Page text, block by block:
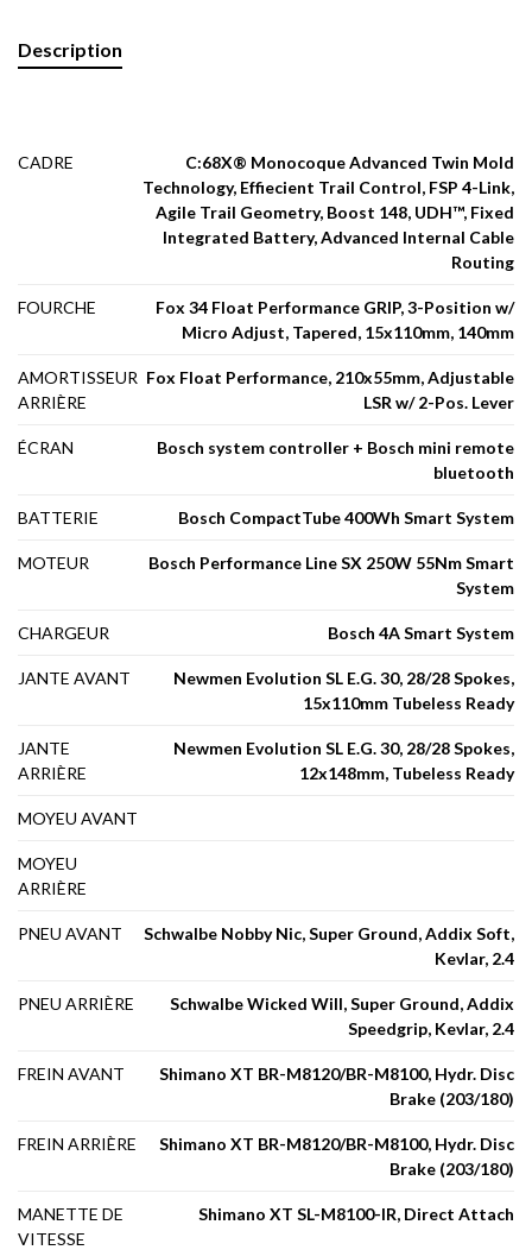
Description
CADRE
C:68X® Monocoque Advanced Twin Mold
Technology, Effiecient Trail Control, FSP 4-Link,
Agile Trail Geometry, Boost 148, UDH™, Fixed
Integrated Battery, Advanced Internal Cable
Routing
FOURCHE
Fox 34 Float Performance GRIP, 3-Position w/
Micro Adjust, Tapered, 15x110mm, 140mm
AMORTISSEUR
ARRIÈRE
Fox Float Performance, 210x55mm, Adjustable
LSR w/ 2-Pos. Lever
ÉCRAN
Bosch system controller + Bosch mini remote
bluetooth
BATTERIE Bosch CompactTube 400Wh Smart System
MOTEUR
Bosch Performance Line SX 250W 55Nm Smart
System
CHARGEUR Bosch 4A Smart System
JANTE AVANT
Newmen Evolution SL E.G. 30, 28/28 Spokes,
15x110mm Tubeless Ready
JANTE
ARRIÈRE
Newmen Evolution SL E.G. 30, 28/28 Spokes,
12x148mm, Tubeless Ready
MOYEU AVANT
MOYEU
ARRIÈRE
PNEU AVANT
Schwalbe Nobby Nic, Super Ground, Addix Soft,
Kevlar, 2.4
PNEU ARRIÈRE
Schwalbe Wicked Will, Super Ground, Addix
Speedgrip, Kevlar, 2.4
FREIN AVANT
Shimano XT BR-M8120/BR-M8100, Hydr. Disc
Brake (203/180)
FREIN ARRIÈRE
Shimano XT BR-M8120/BR-M8100, Hydr. Disc
Brake (203/180)
MANETTE DE
VITESSE
Shimano XT SL-M8100-IR, Direct Attach